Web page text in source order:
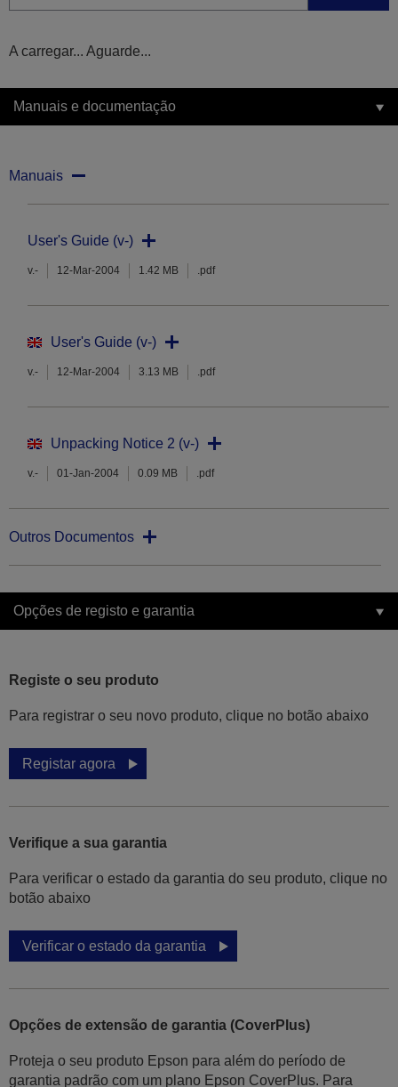
A carregar... Aguarde...
Manuais e documentação
Manuais
User's Guide (v-)
v.- 12-Mar-2004 1.42 MB .pdf
User's Guide (v-)
v.- 12-Mar-2004 3.13 MB .pdf
Unpacking Notice 2 (v-)
v.- 01-Jan-2004 0.09 MB .pdf
Outros Documentos
Opções de registo e garantia
Registe o seu produto
Para registrar o seu novo produto, clique no botão abaixo
Registar agora
Verifique a sua garantia
Para verificar o estado da garantia do seu produto, clique no
botão abaixo
Verificar o estado da garantia
Opções de extensão de garantia (CoverPlus)
Proteja o seu produto Epson para além do período de
garantia padrão com um plano Epson CoverPlus. Para